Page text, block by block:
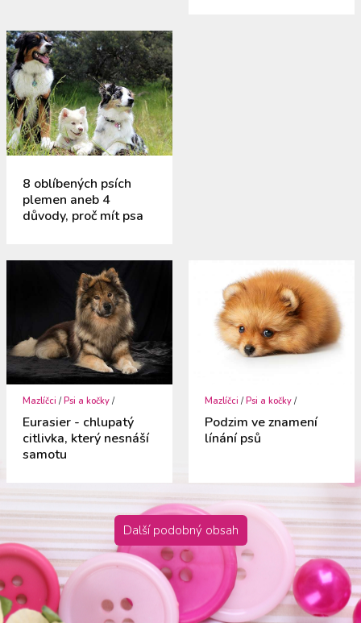
8 oblíbených psích
plemen aneb 4
důvody, proč mít psa
Mazlíčci /Psi a kočky /
Eurasier - chlupatý
citlivka, který nesnáší
samotu
Mazlíčci /Psi a kočky /
Podzim ve znamení
línání psů
Další podobný obsah